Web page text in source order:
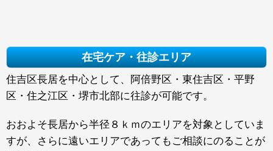
在宅ケア・往診エリア
住吉区長居を中心として、阿倍野区・東住吉区・平野
区・住之江区・堺市北部に往診が可能です。
おおよそ長居から半径８ｋｍのエリアを対象としていま
すが、さらに遠いエリアであってもご相談にのることが